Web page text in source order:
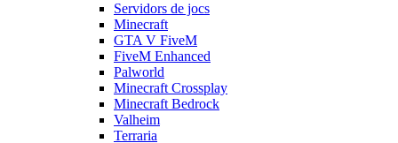
Servidors de jocs
Minecraft
GTA V FiveM
FiveM Enhanced
Palworld
Minecraft Crossplay
Minecraft Bedrock
Valheim
Terraria